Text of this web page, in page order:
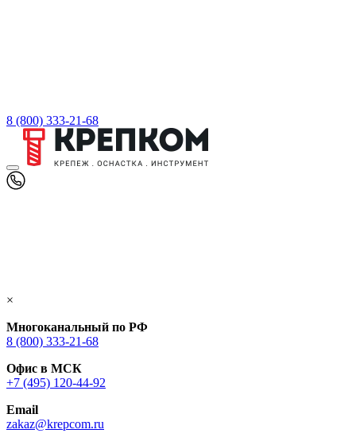
8 (800) 333-21-68
×
Многоканальный по РФ
8 (800) 333‑21-68
Офис в МСК
+7 (495) 120-44-92
Email
zakaz@krepcom.ru